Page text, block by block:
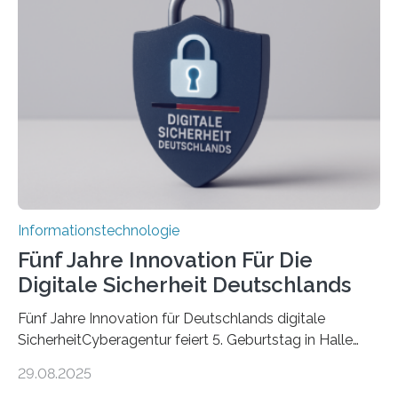
Promovierende im Rahmen von CAVECORE mit
kognitiven Robotern beschäftigen – also mit Robotern,
die mittels Sensoren ihre Umgebung erfassen,
Informationen verarbeiten und häufig auch mit…
Informationstechnologie
Fünf Jahre Innovation Für Die
Digitale Sicherheit Deutschlands
Fünf Jahre Innovation für Deutschlands digitale
SicherheitCyberagentur feiert 5. Geburtstag in Halle
ErfolgeDie Agentur für Innovation in der
29.08.2025